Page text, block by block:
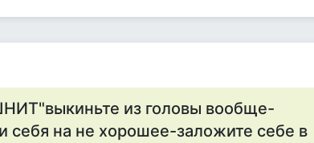
из головы вообще-
себя на не хорошее-заложите себе в